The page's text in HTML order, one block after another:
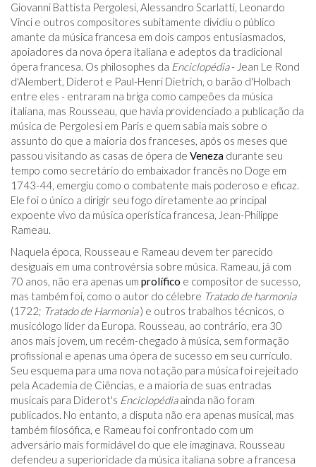
Giovanni Battista Pergolesi, Alessandro Scarlatti, Leonardo
Vinci e outros compositores subitamente dividiu o público
amante da música francesa em dois campos entusiasmados,
apoiadores da nova ópera italiana e adeptos da tradicional
ópera francesa. Os philosophes da Enciclopédia- Jean Le Rond
d'Alembert, Diderot e Paul-Henri Dietrich, o barão d'Holbach
entre eles - entraram na briga como campeões da música
italiana, mas Rousseau, que havia providenciado a publicação da
música de Pergolesi em Paris e quem sabia mais sobre o
assunto do que a maioria dos franceses, após os meses que
passou visitando as casas de ópera de Veneza durante seu
tempo como secretário do embaixador francês no Doge em
1743-44, emergiu como o combatente mais poderoso e eficaz.
Ele foi o único a dirigir seu fogo diretamente ao principal
expoente vivo da música operística francesa, Jean-Philippe
Rameau.
Naquela época, Rousseau e Rameau devem ter parecido
desiguais em uma controvérsia sobre música. Rameau, já com
70 anos, não era apenas um prolífico e compositor de sucesso,
mas também foi, como o autor do célebre Tratado de harmonia
(1722; Tratado de Harmonia) e outros trabalhos técnicos, o
musicólogo líder da Europa. Rousseau, ao contrário, era 30
anos mais jovem, um recém-chegado à música, sem formação
profissional e apenas uma ópera de sucesso em seu currículo.
Seu esquema para uma nova notação para música foi rejeitado
pela Academia de Ciências, e a maioria de suas entradas
musicais para Diderot's Enciclopédiaainda não foram
publicados. No entanto, a disputa não era apenas musical, mas
também filosófica, e Rameau foi confrontado com um
adversário mais formidável do que ele imaginava. Rousseau
defendeu a superioridade da música italiana sobre a francesa